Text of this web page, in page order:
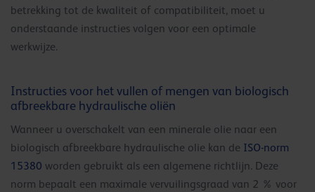
betrekking tot de kwaliteit of compatibiliteit, moet u
onderstaande instructies volgen voor een optimale
werkwijze.
Instructies voor het vullen of mengen van biologisch
afbreekbare hydraulische oliën
Wanneer u overschakelt van een minerale olie naar een
biologisch afbreekbare hydraulische olie kan de ISO-norm
15380 worden gebruikt als een algemene richtlijn. Deze
norm bepaalt een maximale vervuilingsgraad van 2 % voor